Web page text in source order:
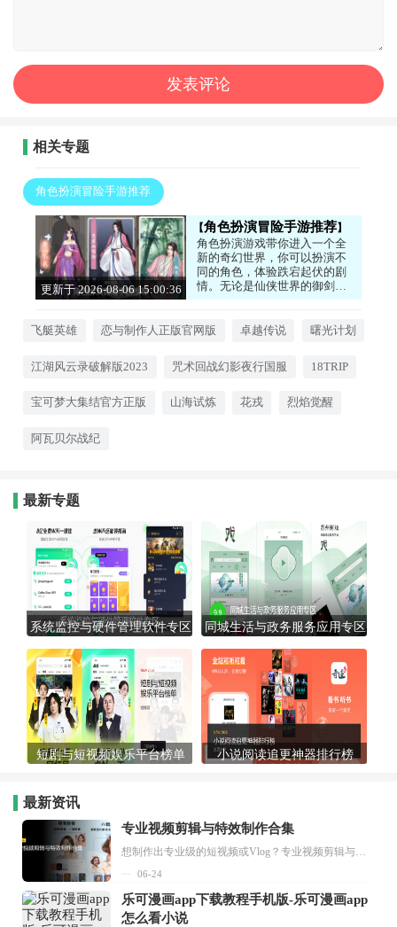
相关专题
角色扮演冒险手游推荐
更新于 2026-08-06 15:00:36
角色扮演冒险手游推荐
角色扮演游戏带你进入一个全
新的奇幻世界，你可以扮演不
同的角色，体验跌宕起伏的剧
情。无论是仙侠世界的御剑飞
行，还是末日世界的艰难求
感。这类游戏通常拥有丰富的
断提升自己的实力。如果你喜
这些RPG游戏就是你的不二之
飞艇英雄 恋与制作人正版官网版 卓越传说 曙光计划
江湖风云录破解版2023 咒术回战幻影夜行国服 18TRIP
宝可梦大集结官方正版 山海试炼 花戎 烈焰觉醒
阿瓦贝尔战纪
最新专题
系统监控与硬件管理软件专区 同城生活与政务服务应用专区
短剧与短视频娱乐平台榜单 小说阅读追更神器排行榜
最新资讯
专业视频剪辑与特效制作合集
06-24
乐可漫画app下载教程手机版-乐可漫画app
怎么看小说